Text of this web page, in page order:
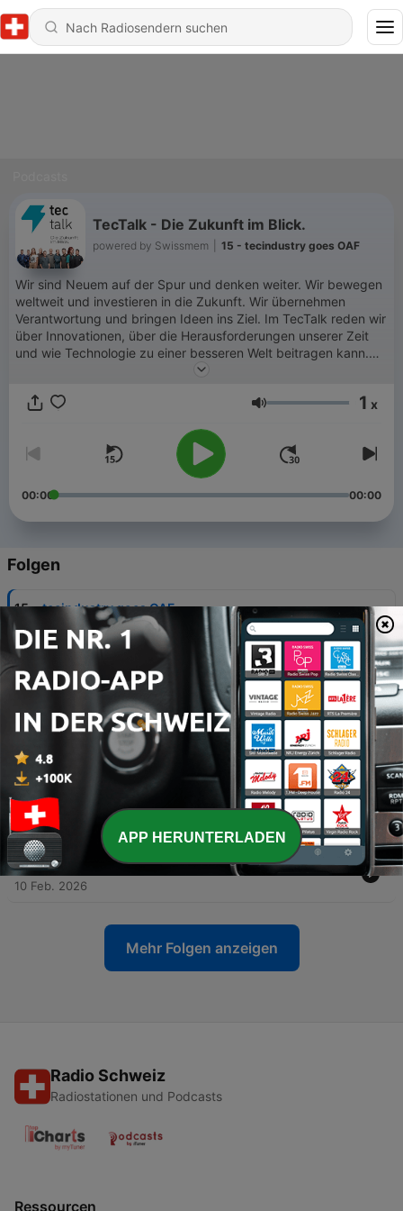
TecTalk - Die Zukunft im Blick.
powered by Swissmem 15 - tecindustry goes OAF
Wir sind Neuem auf der Spur und denken weiter. Wir bewegen
weltweit und investieren in die Zukunft. Wir übernehmen
Verantwortung und bringen Ideen ins Ziel. Im TecTalk reden wir
über Innovationen, über die Herausforderungen unserer Zeit
und wie Technologie zu einer besseren Welt beitragen kann.
und 1400 ganz grossen und ganz kleinen Firmen.
Lautstärke 1 x
00:00 00:00
Folgen
15 - tecindustry goes OAF
03 Jun. 2026
«China ist knallhart – und faszinierend. Wir
müssen viel lernen!»
13 - Photonics: Eine Technik beherrscht die Zukunft
07 Apr. 2026
Minenräumung aus der Schweiz: Geschäft auf
einem gefährlichen Feld
03 Mär. 2026
11 - Schutz in der Formel 1 und gegen Piraten
10 Feb. 2026
Mehr Folgen anzeigen
Radio Schweiz
Radiostationen und Podcasts
Ressourcen
APP HERUNTERLADEN